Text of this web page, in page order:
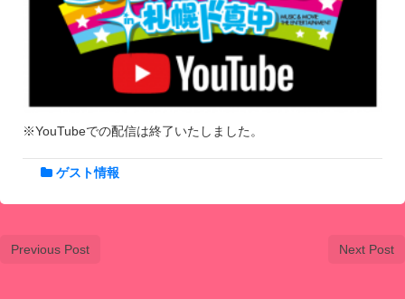
※YouTubeでの配信は終了いたしました。
ゲスト情報
Previous Post Next Post